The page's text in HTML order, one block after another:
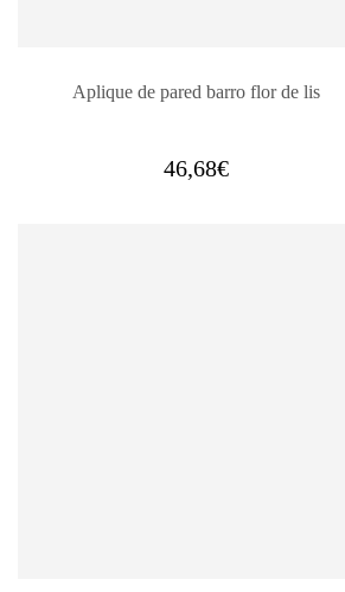
Aplique de pared barro flor de lis
46,68€